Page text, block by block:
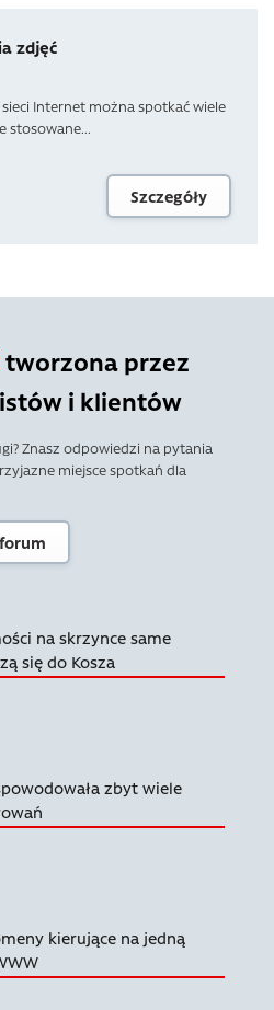
zdjęć
Internet można spotkać wiele
stosowane...
Szczegóły
tworzona przez
i klientów
Znasz odpowiedzi na pytania
miejsce spotkań dla
na skrzynce same
się do Kosza
zbyt wiele
kierujące na jedną